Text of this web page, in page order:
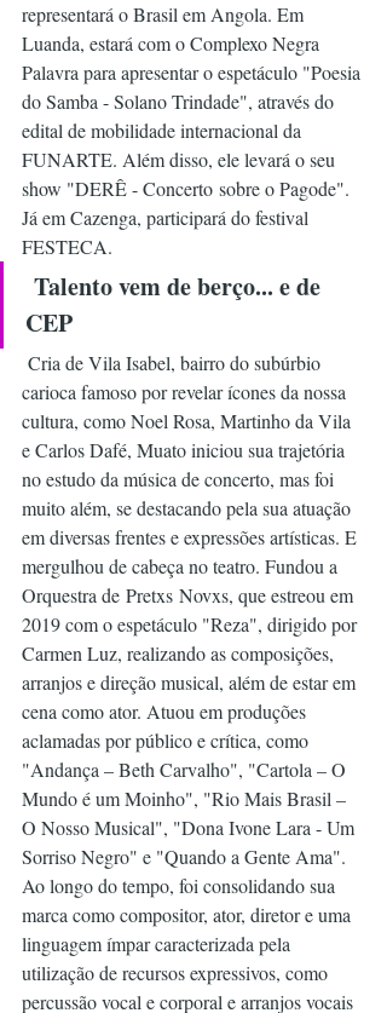
representará o Brasil em Angola. Em
Luanda, estará com o Complexo Negra
Palavra para apresentar o espetáculo "Poesia
do Samba - Solano Trindade", através do
edital de mobilidade internacional da
FUNARTE. Além disso, ele levará o seu
show "DERÊ - Concerto sobre o Pagode".
Já em Cazenga, participará do festival
FESTECA.
Talento vem de berço... e de
CEP
Cria de Vila Isabel, bairro do subúrbio
carioca famoso por revelar ícones da nossa
cultura, como Noel Rosa, Martinho da Vila
e Carlos Dafé, Muato iniciou sua trajetória
no estudo da música de concerto, mas foi
muito além, se destacando pela sua atuação
em diversas frentes e expressões artísticas. E
mergulhou de cabeça no teatro. Fundou a
Orquestra de Pretxs Novxs, que estreou em
2019 com o espetáculo "Reza", dirigido por
Carmen Luz, realizando as composições,
arranjos e direção musical, além de estar em
cena como ator. Atuou em produções
aclamadas por público e crítica, como
"Andança – Beth Carvalho", "Cartola – O
Mundo é um Moinho", "Rio Mais Brasil –
O Nosso Musical", "Dona Ivone Lara - Um
Sorriso Negro" e "Quando a Gente Ama".
Ao longo do tempo, foi consolidando sua
marca como compositor, ator, diretor e uma
linguagem ímpar caracterizada pela
utilização de recursos expressivos, como
percussão vocal e corporal e arranjos vocais